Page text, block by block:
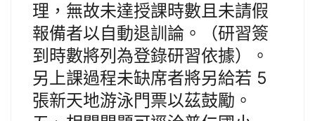
理，無故未達授課時數且未請假
報備者以自動退訓論。（研習簽
到時數將列為登錄研習依據）。
另上課過程未缺席者將另給若 5
張新天地游泳門票以茲鼓勵。